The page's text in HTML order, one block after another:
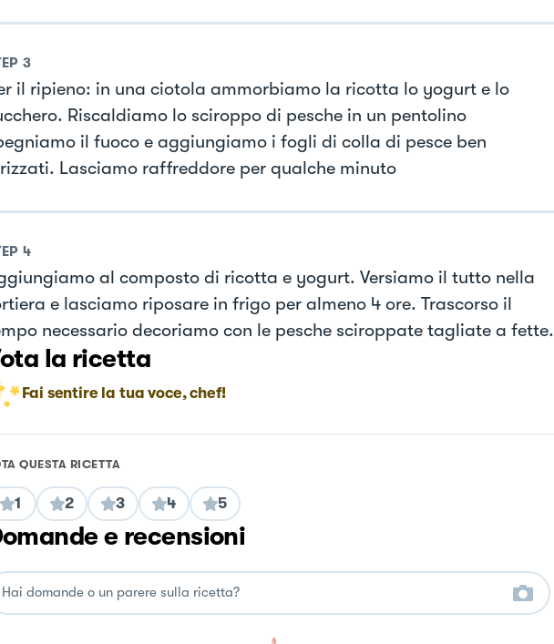
3
il ripieno: in una ciotola ammorbiamo la ricotta lo yogurt e lo
Riscaldiamo lo sciroppo di pesche in un pentolino
il fuoco e aggiungiamo i fogli di colla di pesce ben
Lasciamo raffreddore per qualche minuto
4
al composto di ricotta e yogurt. Versiamo il tutto nella
e lasciamo riposare in frigo per almeno 4 ore. Trascorso il
necessario decoriamo con le pesche sciroppate tagliate a fette.
la ricetta
Fai sentire la tua voce, chef!
QUESTA RICETTA
1 2 3 4 5
e recensioni